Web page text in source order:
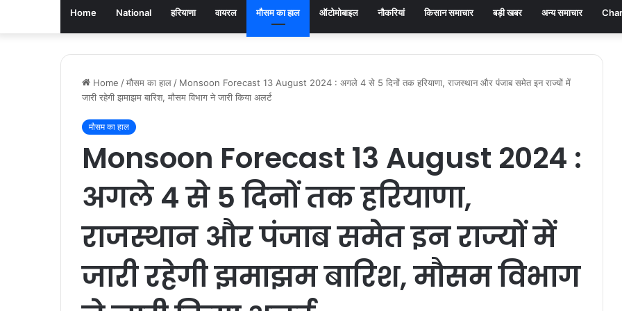
Home National हरियाणा वायरल मौसम का हाल ऑटोमोबाइल नौकरियां किसान समाचार बड़ी खबर अन्य समाचार
Home /मौसम का हाल / Monsoon Forecast 13 August 2024 : अगले 4 से 5 दिनों तक हरियाणा, राजस्थान और पंजाब समेत इन राज्यों में
जारी रहेगी झमाझम बारिश, मौसम विभाग ने जारी किया अलर्ट
मौसम का हाल
Monsoon Forecast 13 August 2024 :
अगले 4 से 5 दिनों तक हरियाणा,
राजस्थान और पंजाब समेत इन राज्यों में
जारी रहेगी झमाझम बारिश, मौसम विभाग